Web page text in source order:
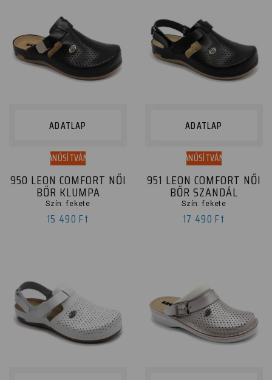
ADATLAP
TANÚSÍTVÁNY
950 LEON COMFORT NŐI
BŐR KLUMPA
Szín: fekete
15 490 Ft
ADATLAP
TANÚSÍTVÁNY
951 LEON COMFORT NŐI
BŐR SZANDÁL
Szín: fekete
17 490 Ft